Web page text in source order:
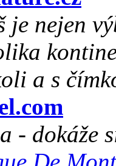
nejen
a s
- dokáže